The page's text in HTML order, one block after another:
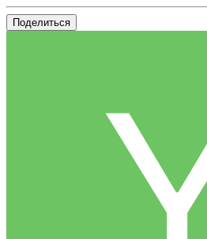
Поделиться